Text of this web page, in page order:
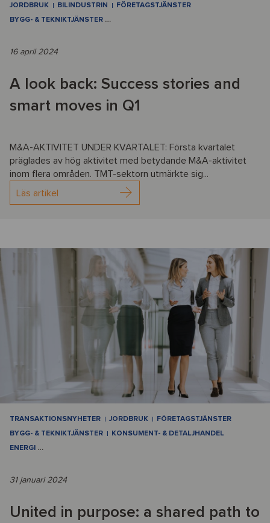
JORDBRUK
BILINDUSTRIN
FÖRETAGSTJÄNSTER
BYGG- & TEKNIKTJÄNSTER …
16 april 2024
A look back: Success stories and
smart moves in Q1
M&A-AKTIVITET UNDER KVARTALET: Första kvartalet
präglades av hög aktivitet med betydande M&A-aktivitet
inom flera områden. TMT-sektorn utmärkte sig...
Läs artikel
TRANSAKTIONSNYHETER JORDBRUK
FÖRETAGSTJÄNSTER
BYGG- & TEKNIKTJÄNSTER
KONSUMENT- & DETALJHANDEL
ENERGI …
31 januari 2024
United in purpose: a shared path to